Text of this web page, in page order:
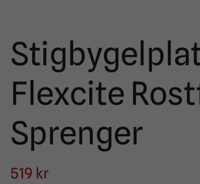
Flexcite
Sprenger
519 kr